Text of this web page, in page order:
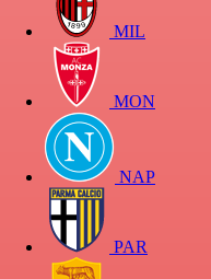
MIL
MON
NAP
PAR